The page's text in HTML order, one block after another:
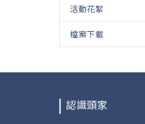
活動花絮
檔案下載
認識頭家